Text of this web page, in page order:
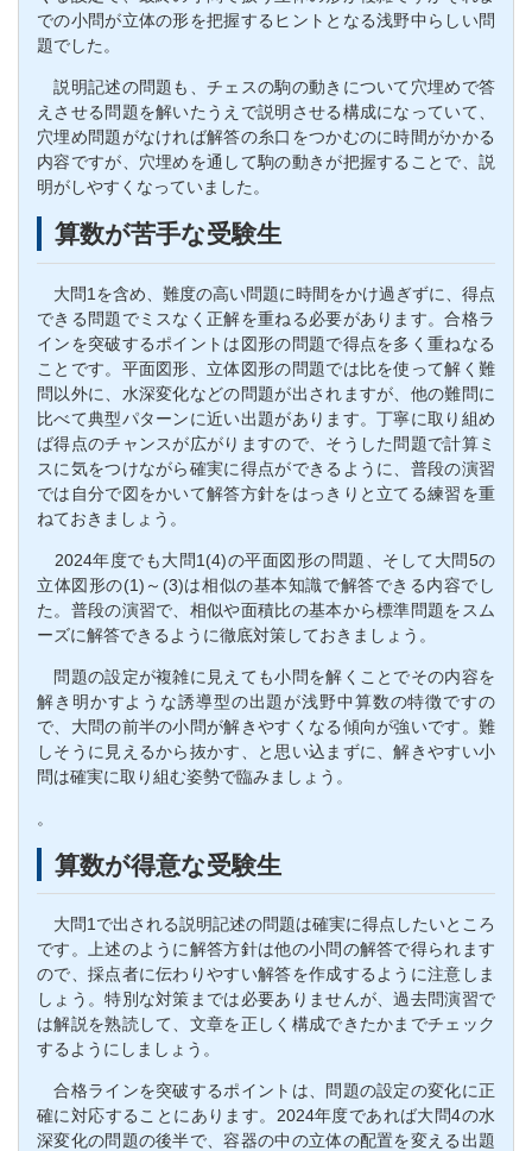
での小問が立体の形を把握するヒントとなる浅野中らしい問
題でした。
説明記述の問題も、チェスの駒の動きについて穴埋めで答
えさせる問題を解いたうえで説明させる構成になっていて、
穴埋め問題がなければ解答の糸口をつかむのに時間がかかる
内容ですが、穴埋めを通して駒の動きが把握することで、説
明がしやすくなっていました。
算数が苦手な受験生
大問1を含め、難度の高い問題に時間をかけ過ぎずに、得点
できる問題でミスなく正解を重ねる必要があります。合格ラ
インを突破するポイントは図形の問題で得点を多く重ねなる
ことです。平面図形、立体図形の問題では比を使って解く難
問以外に、水深変化などの問題が出されますが、他の難問に
比べて典型パターンに近い出題があります。丁寧に取り組め
ば得点のチャンスが広がりますので、そうした問題で計算ミ
スに気をつけながら確実に得点ができるように、普段の演習
では自分で図をかいて解答方針をはっきりと立てる練習を重
ねておきましょう。
2024年度でも大問1(4)の平面図形の問題、そして大問5の
立体図形の(1)～(3)は相似の基本知識で解答できる内容でし
た。普段の演習で、相似や面積比の基本から標準問題をスム
ーズに解答できるように徹底対策しておきましょう。
問題の設定が複雑に見えても小問を解くことでその内容を
解き明かすような誘導型の出題が浅野中算数の特徴ですの
で、大問の前半の小問が解きやすくなる傾向が強いです。難
しそうに見えるから抜かす、と思い込まずに、解きやすい小
問は確実に取り組む姿勢で臨みましょう。
。
算数が得意な受験生
大問1で出される説明記述の問題は確実に得点したいところ
です。上述のように解答方針は他の小問の解答で得られます
ので、採点者に伝わりやすい解答を作成するように注意しま
しょう。特別な対策までは必要ありませんが、過去問演習で
は解説を熟読して、文章を正しく構成できたかまでチェック
するようにしましょう。
合格ラインを突破するポイントは、問題の設定の変化に正
確に対応することにあります。2024年度であれば大問4の水
深変化の問題の後半で、容器の中の立体の配置を変える出題